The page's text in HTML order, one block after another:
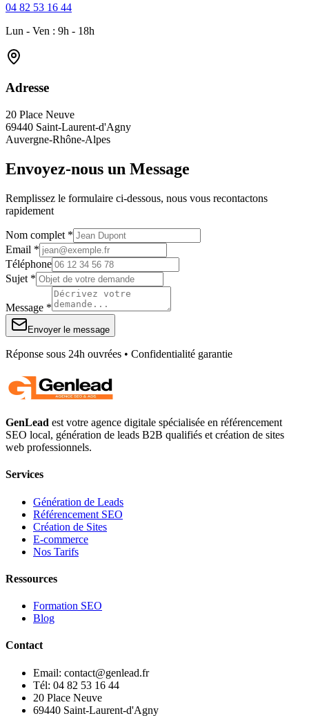
04 82 53 16 44
Lun - Ven : 9h - 18h
Adresse
20 Place Neuve
69440 Saint-Laurent-d'Agny
Auvergne-Rhône-Alpes
Envoyez-nous un Message
Remplissez le formulaire ci-dessous, nous vous recontactons
rapidement
Nom complet *
Email *
Téléphone
Sujet *
Message *
Envoyer le message
Réponse sous 24h ouvrées • Confidentialité garantie
GenLead est votre agence digitale spécialisée en référencement
SEO local, génération de leads B2B qualifiés et création de sites
web professionnels.
Services
Génération de Leads
Référencement SEO
Création de Sites
E-commerce
Nos Tarifs
Ressources
Formation SEO
Blog
Contact
Email: contact@genlead.fr
Tél: 04 82 53 16 44
20 Place Neuve
69440 Saint-Laurent-d'Agny